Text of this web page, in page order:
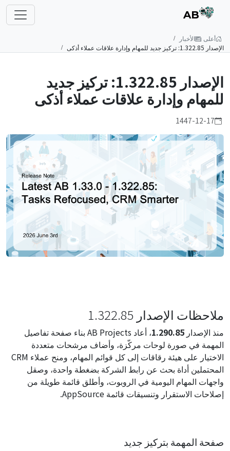
AB
أعلى
الأخبار
الإصدار 1.322.85: تركيز جديد للمهام وإدارة علاقات عملاء أذكى
الإصدار 1.322.85: تركيز جديد
للمهام وإدارة علاقات عملاء أذكى
1447-12-17
ملاحظات الإصدار 1.322.85
منذ الإصدار 1.290.85
، أعاد AB Projects بناء صفحة تفاصيل
المهمة في صورة لوحات مركّزة، وأضاف مرشحات متعددة
الاختيار على هيئة رقاقات إلى كل قوائم المهام، ومنح عملاء CRM
المحتملين أداة بحث عن رابط الشركة بضغطة واحدة، وصقل
واجهات المهام اليومية في الروبوت، وأطلق قائمة طويلة من
إصلاحات الاستقرار وتنسيقات قائمة AppSource.
صفحة المهمة بتركيز جديد